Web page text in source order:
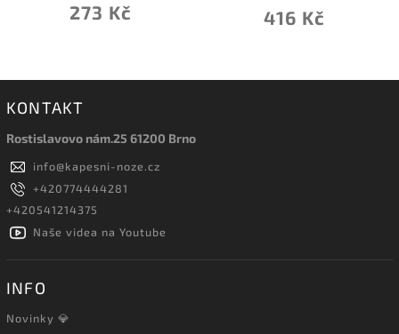
273 Kč 416 Kč
KONTAKT
Rostislavovo nám.25 61200 Brno
info@kapesni-noze.cz
+420774444281
+420541214375
Naše videa na Youtube
INFO
Novinky 💎